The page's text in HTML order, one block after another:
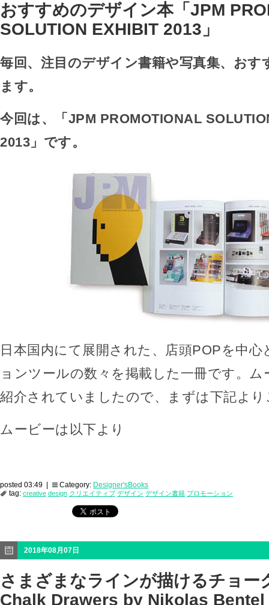
おすすめのデザイン本「JPM
SOLUTION EXHIBIT 2013」
毎回、注目のデザイン書籍や写真集、おす
ます。
今回は、「JPM PROMOTIONAL
2013」です。
日本国内にて展開された、店頭POPを中
ョンツールの数々を掲載した一冊です。
紹介されていましたので、まずは下記よ
ムービーは以下より
posted 03:49 | Category: Designer'sBooks
tag: creative design クリエイティブ デザイン デザイン書籍 プロモーション
2018年08月07日
さまざまなラインが描けるチョ
Chalk Drawers by Nikolas Bentel